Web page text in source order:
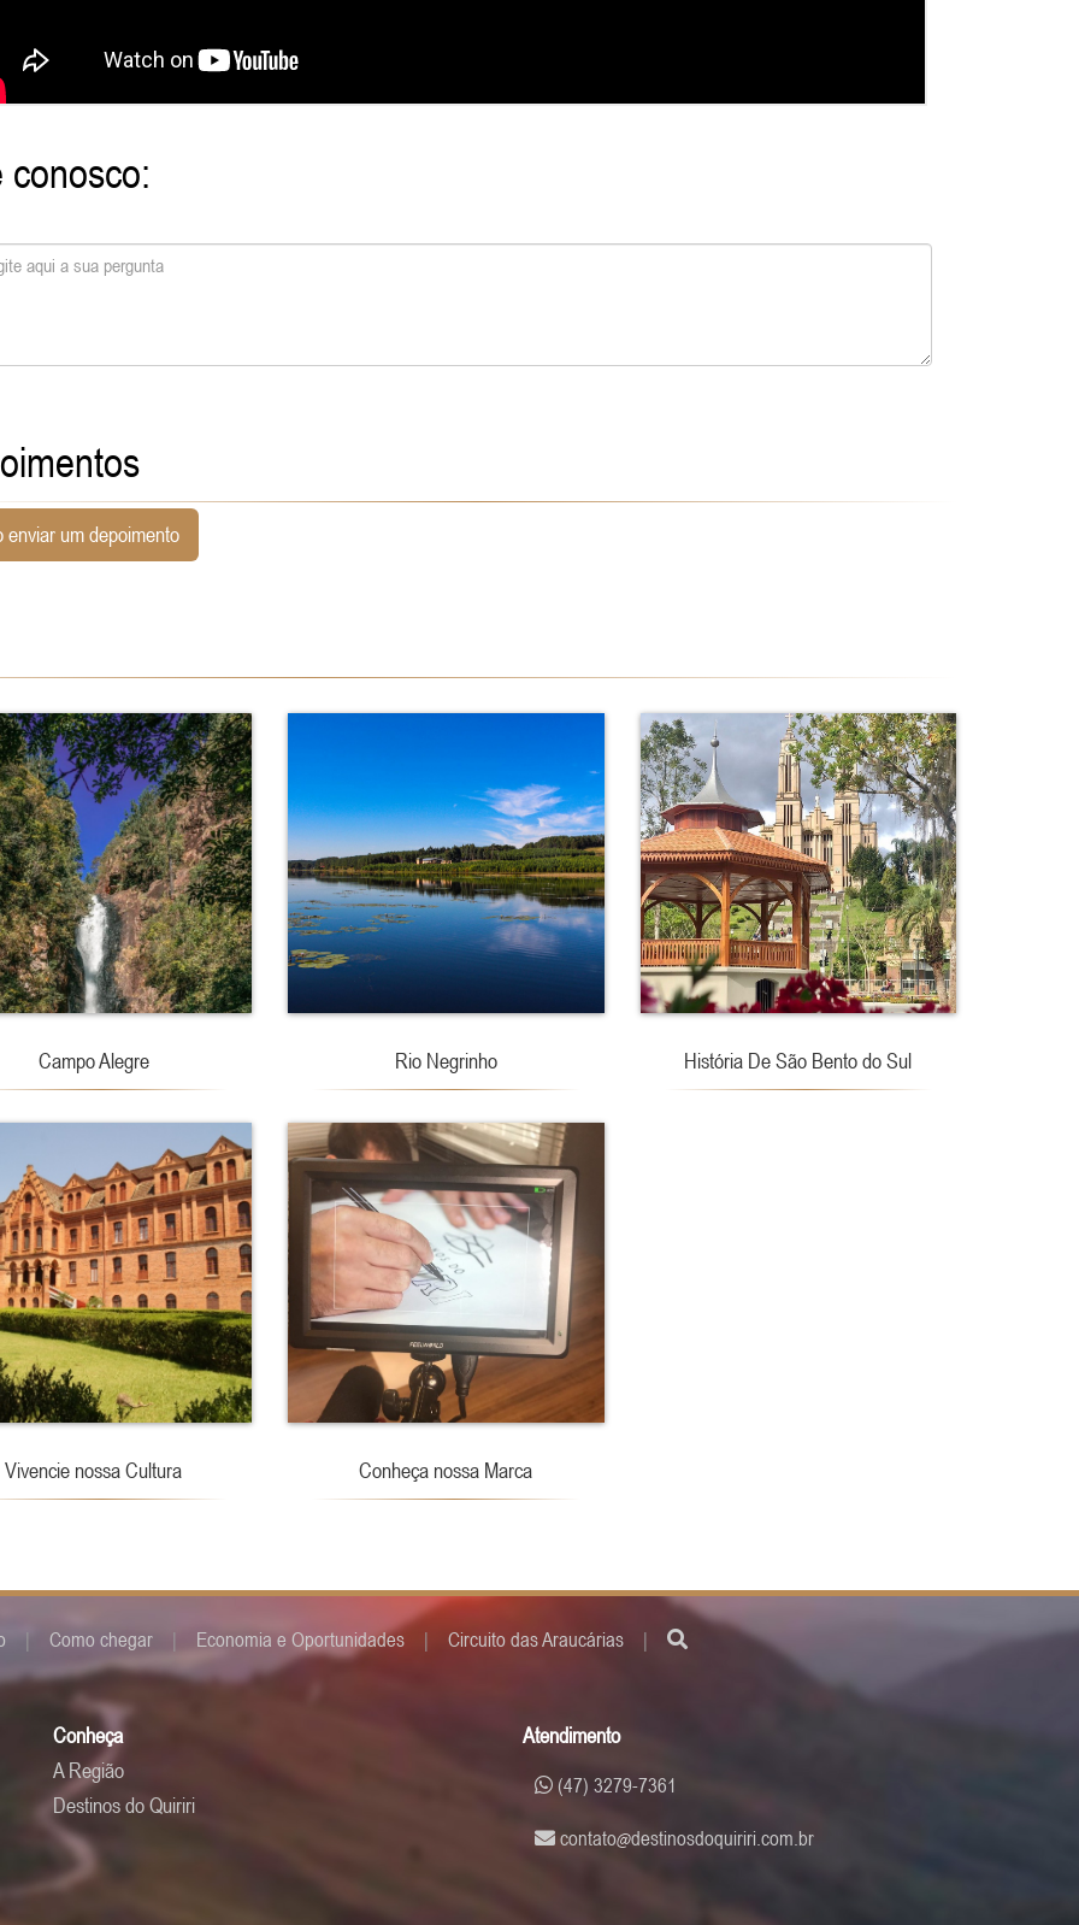
conosco:
enviar um depoimento
Campo Alegre Rio Negrinho História De São Bento do Sul
Vivencie nossa Cultura Conheça nossa Marca
Como chegar | Economia e Oportunidades | Circuito das Araucárias |
Conheça
A Região
Destinos do Quiriri
Atendimento
(47) 3279-7361
contato destinosdoquiriri.com.br